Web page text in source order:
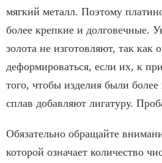
мягкий металл. Поэтому
более крепкие и долговечные.
золота не изготовляют, так как
деформироваться, если их, к
того, чтобы изделия были
сплав добавляют лигатуру.
Обязательно обращайте
которой означает количество